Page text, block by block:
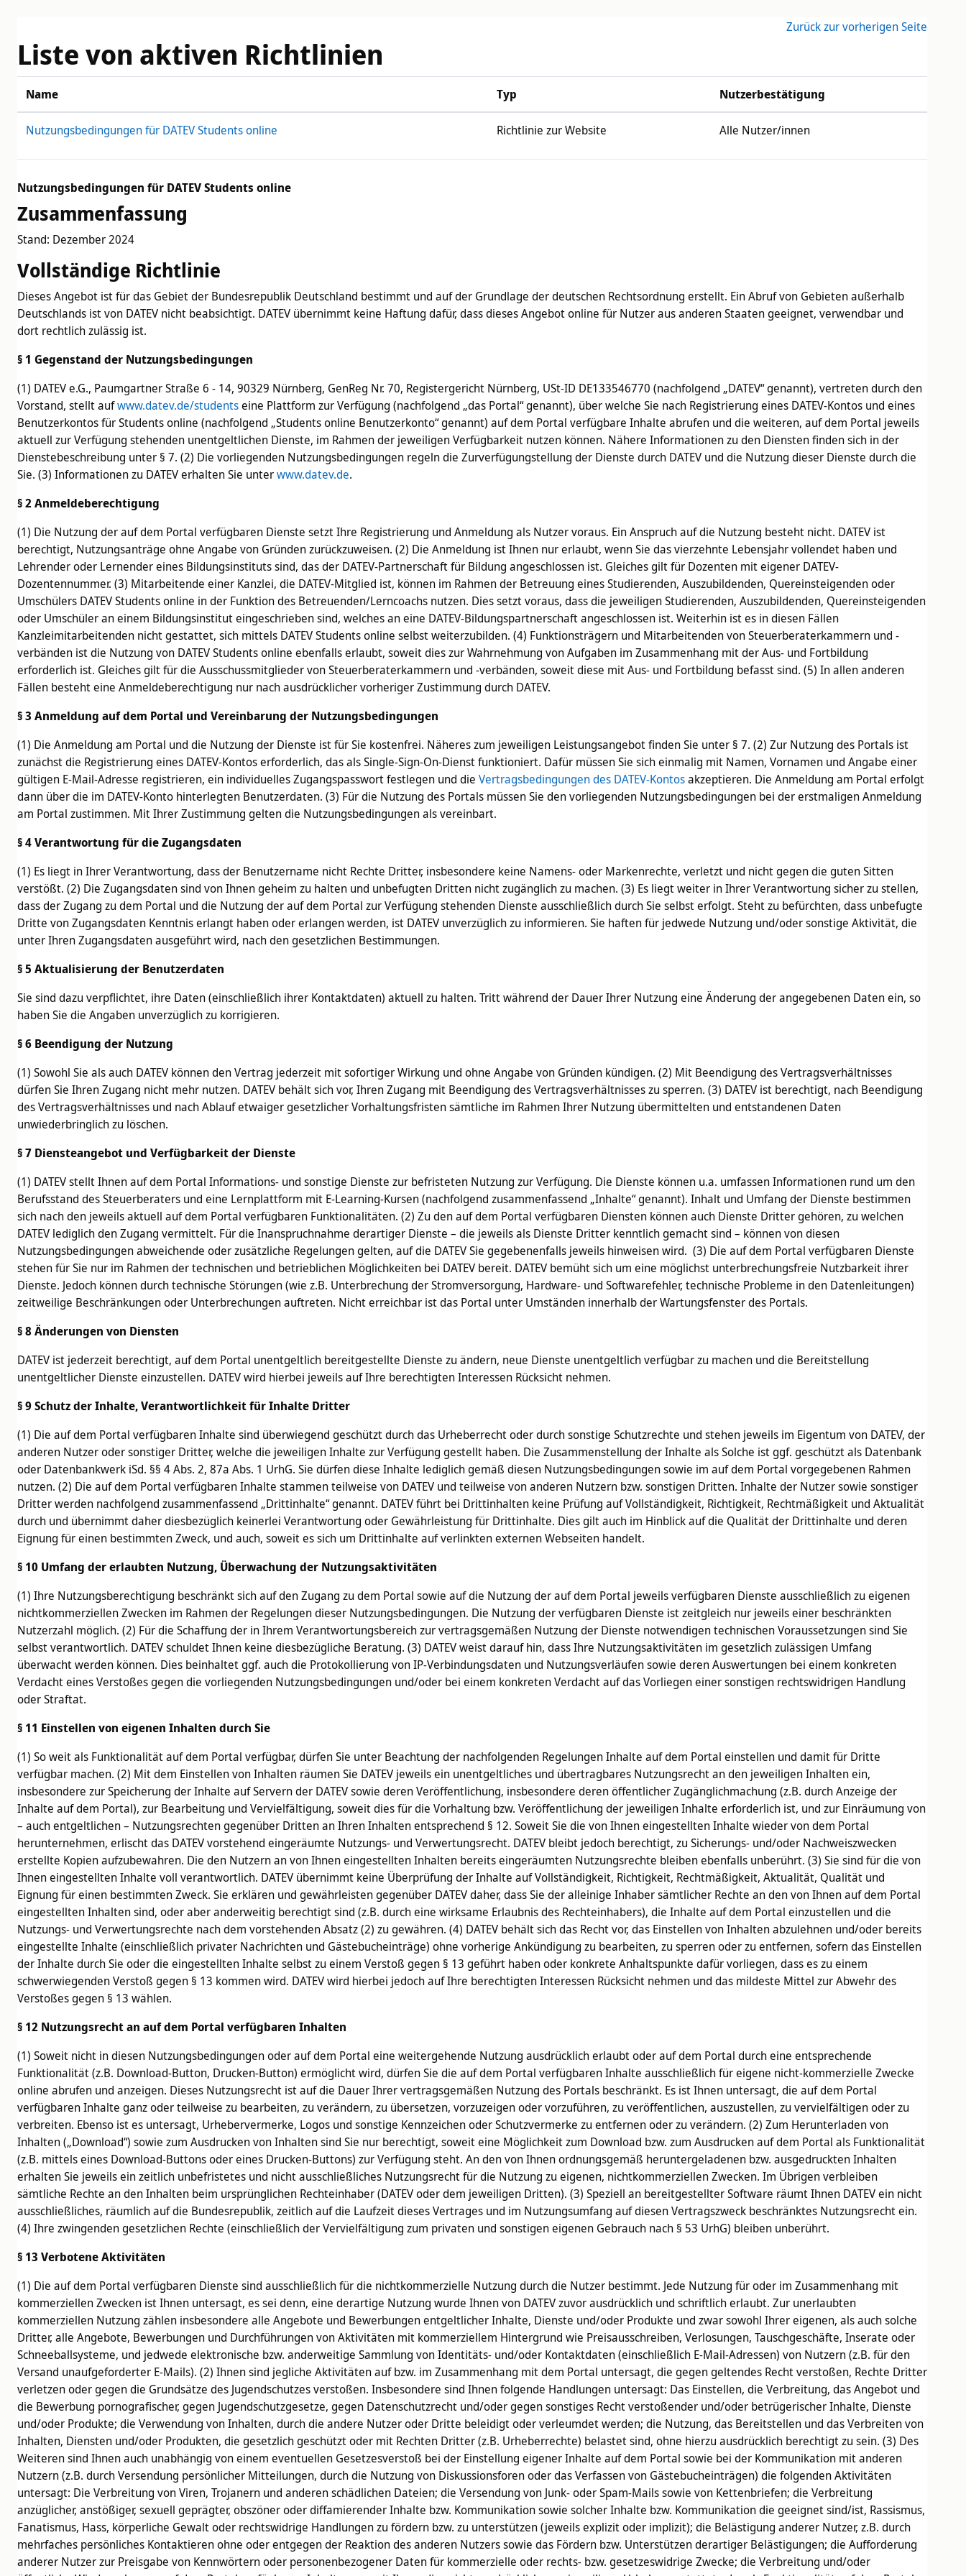
Zurück zur vorherigen Seite
Liste von aktiven Richtlinien
Name Typ Nutzerbestätigung
Nutzungsbedingungen für DATEV Students online Richtlinie zur Website Alle Nutzer/innen
Nutzungsbedingungen für DATEV Students online
Zusammenfassung
Stand: Dezember 2024
Vollständige Richtlinie
Dieses Angebot ist für das Gebiet der Bundesrepublik Deutschland bestimmt und auf der Grundlage der deutschen Rechtsordnung erstellt. Ein Abruf von Gebieten außerhalb
Deutschlands ist von DATEV nicht beabsichtigt. DATEV übernimmt keine Haftung dafür, dass dieses Angebot online für Nutzer aus anderen Staaten geeignet, verwendbar und
dort rechtlich zulässig ist.
§ 1 Gegenstand der Nutzungsbedingungen
(1) DATEV e.G., Paumgartner Straße 6 - 14, 90329 Nürnberg, GenReg Nr. 70, Registergericht Nürnberg, USt-ID DE133546770 (nachfolgend „DATEV“ genannt), vertreten durch den
Vorstand, stellt aufwww.datev.de/studentseine Plattform zur Verfügung (nachfolgend „das Portal“ genannt), über welche Sie nach Registrierung eines DATEV-Kontos und eines
Benutzerkontos für Students online (nachfolgend „Students online Benutzerkonto“ genannt) auf dem Portal verfügbare Inhalte abrufen und die weiteren, auf dem Portal jeweils
aktuell zur Verfügung stehenden unentgeltlichen Dienste, im Rahmen der jeweiligen Verfügbarkeit nutzen können. Nähere Informationen zu den Diensten finden sich in der
Dienstebeschreibung unter § 7. (2) Die vorliegenden Nutzungsbedingungen regeln die Zurverfügungstellung der Dienste durch DATEV und die Nutzung dieser Dienste durch die
Sie. (3) Informationen zu DATEV erhalten Sie unterwww.datev.de.
§ 2 Anmeldeberechtigung
(1) Die Nutzung der auf dem Portal verfügbaren Dienste setzt Ihre Registrierung und Anmeldung als Nutzer voraus. Ein Anspruch auf die Nutzung besteht nicht. DATEV ist
berechtigt, Nutzungsanträge ohne Angabe von Gründen zurückzuweisen. (2) Die Anmeldung ist Ihnen nur erlaubt, wenn Sie das vierzehnte Lebensjahr vollendet haben und
Lehrender oder Lernender eines Bildungsinstituts sind, das der DATEV-Partnerschaft für Bildung angeschlossen ist. Gleiches gilt für Dozenten mit eigener DATEV-
Dozentennummer. (3) Mitarbeitende einer Kanzlei, die DATEV-Mitglied ist, können im Rahmen der Betreuung eines Studierenden, Auszubildenden, Quereinsteigenden oder
Umschülers DATEV Students online in der Funktion des Betreuenden/Lerncoachs nutzen. Dies setzt voraus, dass die jeweiligen Studierenden, Auszubildenden, Quereinsteigenden
oder Umschüler an einem Bildungsinstitut eingeschrieben sind, welches an eine DATEV-Bildungspartnerschaft angeschlossen ist. Weiterhin ist es in diesen Fällen
Kanzleimitarbeitenden nicht gestattet, sich mittels DATEV Students online selbst weiterzubilden. (4) Funktionsträgern und Mitarbeitenden von Steuerberaterkammern und -
verbänden ist die Nutzung von DATEV Students online ebenfalls erlaubt, soweit dies zur Wahrnehmung von Aufgaben im Zusammenhang mit der Aus- und Fortbildung
erforderlich ist. Gleiches gilt für die Ausschussmitglieder von Steuerberaterkammern und -verbänden, soweit diese mit Aus- und Fortbildung befasst sind. (5) In allen anderen
Fällen besteht eine Anmeldeberechtigung nur nach ausdrücklicher vorheriger Zustimmung durch DATEV.
§ 3 Anmeldung auf dem Portal und Vereinbarung der Nutzungsbedingungen
(1) Die Anmeldung am Portal und die Nutzung der Dienste ist für Sie kostenfrei. Näheres zum jeweiligen Leistungsangebot finden Sie unter § 7. (2) Zur Nutzung des Portals ist
zunächst die Registrierung eines DATEV-Kontos erforderlich, das als Single-Sign-On-Dienst funktioniert. Dafür müssen Sie sich einmalig mit Namen, Vornamen und Angabe einer
gültigen E-Mail-Adresse registrieren, ein individuelles Zugangspasswort festlegen und die Vertragsbedingungen des DATEV-Kontosakzeptieren. Die Anmeldung am Portal erfolgt
dann über die im DATEV-Konto hinterlegten Benutzerdaten. (3) Für die Nutzung des Portals müssen Sie den vorliegenden Nutzungsbedingungen bei der erstmaligen Anmeldung
am Portal zustimmen. Mit Ihrer Zustimmung gelten die Nutzungsbedingungen als vereinbart.
§ 4 Verantwortung für die Zugangsdaten
(1) Es liegt in Ihrer Verantwortung, dass der Benutzername nicht Rechte Dritter, insbesondere keine Namens- oder Markenrechte, verletzt und nicht gegen die guten Sitten
verstößt. (2) Die Zugangsdaten sind von Ihnen geheim zu halten und unbefugten Dritten nicht zugänglich zu machen. (3) Es liegt weiter in Ihrer Verantwortung sicher zu stellen,
dass der Zugang zu dem Portal und die Nutzung der auf dem Portal zur Verfügung stehenden Dienste ausschließlich durch Sie selbst erfolgt. Steht zu befürchten, dass unbefugte
Dritte von Zugangsdaten Kenntnis erlangt haben oder erlangen werden, ist DATEV unverzüglich zu informieren. Sie haften für jedwede Nutzung und/oder sonstige Aktivität, die
unter Ihren Zugangsdaten ausgeführt wird, nach den gesetzlichen Bestimmungen.
§ 5 Aktualisierung der Benutzerdaten
Sie sind dazu verpflichtet, ihre Daten (einschließlich ihrer Kontaktdaten) aktuell zu halten. Tritt während der Dauer Ihrer Nutzung eine Änderung der angegebenen Daten ein, so
haben Sie die Angaben unverzüglich zu korrigieren.
§ 6 Beendigung der Nutzung
(1) Sowohl Sie als auch DATEV können den Vertrag jederzeit mit sofortiger Wirkung und ohne Angabe von Gründen kündigen. (2) Mit Beendigung des Vertragsverhältnisses
dürfen Sie Ihren Zugang nicht mehr nutzen. DATEV behält sich vor, Ihren Zugang mit Beendigung des Vertragsverhältnisses zu sperren. (3) DATEV ist berechtigt, nach Beendigung
des Vertragsverhältnisses und nach Ablauf etwaiger gesetzlicher Vorhaltungsfristen sämtliche im Rahmen Ihrer Nutzung übermittelten und entstandenen Daten
unwiederbringlich zu löschen.
§ 7 Diensteangebot und Verfügbarkeit der Dienste
(1) DATEV stellt Ihnen auf dem Portal Informations- und sonstige Dienste zur befristeten Nutzung zur Verfügung. Die Dienste können u.a. umfassen Informationen rund um den
Berufsstand des Steuerberaters und eine Lernplattform mit E-Learning-Kursen (nachfolgend zusammenfassend „Inhalte“ genannt). Inhalt und Umfang der Dienste bestimmen
sich nach den jeweils aktuell auf dem Portal verfügbaren Funktionalitäten. (2) Zu den auf dem Portal verfügbaren Diensten können auch Dienste Dritter gehören, zu welchen
DATEV lediglich den Zugang vermittelt. Für die Inanspruchnahme derartiger Dienste – die jeweils als Dienste Dritter kenntlich gemacht sind – können von diesen
Nutzungsbedingungen abweichende oder zusätzliche Regelungen gelten, auf die DATEV Sie gegebenenfalls jeweils hinweisen wird. (3) Die auf dem Portal verfügbaren Dienste
stehen für Sie nur im Rahmen der technischen und betrieblichen Möglichkeiten bei DATEV bereit. DATEV bemüht sich um eine möglichst unterbrechungsfreie Nutzbarkeit ihrer
Dienste. Jedoch können durch technische Störungen (wie z.B. Unterbrechung der Stromversorgung, Hardware- und Softwarefehler, technische Probleme in den Datenleitungen)
zeitweilige Beschränkungen oder Unterbrechungen auftreten. Nicht erreichbar ist das Portal unter Umständen innerhalb der Wartungsfenster des Portals.
§ 8 Änderungen von Diensten
DATEV ist jederzeit berechtigt, auf dem Portal unentgeltlich bereitgestellte Dienste zu ändern, neue Dienste unentgeltlich verfügbar zu machen und die Bereitstellung
unentgeltlicher Dienste einzustellen. DATEV wird hierbei jeweils auf Ihre berechtigten Interessen Rücksicht nehmen.
§ 9 Schutz der Inhalte, Verantwortlichkeit für Inhalte Dritter
(1) Die auf dem Portal verfügbaren Inhalte sind überwiegend geschützt durch das Urheberrecht oder durch sonstige Schutzrechte und stehen jeweils im Eigentum von DATEV, der
anderen Nutzer oder sonstiger Dritter, welche die jeweiligen Inhalte zur Verfügung gestellt haben. Die Zusammenstellung der Inhalte als Solche ist ggf. geschützt als Datenbank
oder Datenbankwerk iSd. §§ 4 Abs. 2, 87a Abs. 1 UrhG. Sie dürfen diese Inhalte lediglich gemäß diesen Nutzungsbedingungen sowie im auf dem Portal vorgegebenen Rahmen
nutzen. (2) Die auf dem Portal verfügbaren Inhalte stammen teilweise von DATEV und teilweise von anderen Nutzern bzw. sonstigen Dritten. Inhalte der Nutzer sowie sonstiger
Dritter werden nachfolgend zusammenfassend „Drittinhalte“ genannt. DATEV führt bei Drittinhalten keine Prüfung auf Vollständigkeit, Richtigkeit, Rechtmäßigkeit und Aktualität
durch und übernimmt daher diesbezüglich keinerlei Verantwortung oder Gewährleistung für Drittinhalte. Dies gilt auch im Hinblick auf die Qualität der Drittinhalte und deren
Eignung für einen bestimmten Zweck, und auch, soweit es sich um Drittinhalte auf verlinkten externen Webseiten handelt.
§ 10 Umfang der erlaubten Nutzung, Überwachung der Nutzungsaktivitäten
(1) Ihre Nutzungsberechtigung beschränkt sich auf den Zugang zu dem Portal sowie auf die Nutzung der auf dem Portal jeweils verfügbaren Dienste ausschließlich zu eigenen
nichtkommerziellen Zwecken im Rahmen der Regelungen dieser Nutzungsbedingungen. Die Nutzung der verfügbaren Dienste ist zeitgleich nur jeweils einer beschränkten
Nutzerzahl möglich. (2) Für die Schaffung der in Ihrem Verantwortungsbereich zur vertragsgemäßen Nutzung der Dienste notwendigen technischen Voraussetzungen sind Sie
selbst verantwortlich. DATEV schuldet Ihnen keine diesbezügliche Beratung. (3) DATEV weist darauf hin, dass Ihre Nutzungsaktivitäten im gesetzlich zulässigen Umfang
überwacht werden können. Dies beinhaltet ggf. auch die Protokollierung von IP-Verbindungsdaten und Nutzungsverläufen sowie deren Auswertungen bei einem konkreten
Verdacht eines Verstoßes gegen die vorliegenden Nutzungsbedingungen und/oder bei einem konkreten Verdacht auf das Vorliegen einer sonstigen rechtswidrigen Handlung
oder Straftat.
§ 11 Einstellen von eigenen Inhalten durch Sie
(1) So weit als Funktionalität auf dem Portal verfügbar, dürfen Sie unter Beachtung der nachfolgenden Regelungen Inhalte auf dem Portal einstellen und damit für Dritte
verfügbar machen. (2) Mit dem Einstellen von Inhalten räumen Sie DATEV jeweils ein unentgeltliches und übertragbares Nutzungsrecht an den jeweiligen Inhalten ein,
insbesondere zur Speicherung der Inhalte auf Servern der DATEV sowie deren Veröffentlichung, insbesondere deren öffentlicher Zugänglichmachung (z.B. durch Anzeige der
Inhalte auf dem Portal), zur Bearbeitung und Vervielfältigung, soweit dies für die Vorhaltung bzw. Veröffentlichung der jeweiligen Inhalte erforderlich ist, und zur Einräumung von
– auch entgeltlichen – Nutzungsrechten gegenüber Dritten an Ihren Inhalten entsprechend § 12. Soweit Sie die von Ihnen eingestellten Inhalte wieder von dem Portal
herunternehmen, erlischt das DATEV vorstehend eingeräumte Nutzungs- und Verwertungsrecht. DATEV bleibt jedoch berechtigt, zu Sicherungs- und/oder Nachweiszwecken
erstellte Kopien aufzubewahren. Die den Nutzern an von Ihnen eingestellten Inhalten bereits eingeräumten Nutzungsrechte bleiben ebenfalls unberührt. (3) Sie sind für die von
Ihnen eingestellten Inhalte voll verantwortlich. DATEV übernimmt keine Überprüfung der Inhalte auf Vollständigkeit, Richtigkeit, Rechtmäßigkeit, Aktualität, Qualität und
Eignung für einen bestimmten Zweck. Sie erklären und gewährleisten gegenüber DATEV daher, dass Sie der alleinige Inhaber sämtlicher Rechte an den von Ihnen auf dem Portal
eingestellten Inhalten sind, oder aber anderweitig berechtigt sind (z.B. durch eine wirksame Erlaubnis des Rechteinhabers), die Inhalte auf dem Portal einzustellen und die
Nutzungs- und Verwertungsrechte nach dem vorstehenden Absatz (2) zu gewähren. (4) DATEV behält sich das Recht vor, das Einstellen von Inhalten abzulehnen und/oder bereits
eingestellte Inhalte (einschließlich privater Nachrichten und Gästebucheinträge) ohne vorherige Ankündigung zu bearbeiten, zu sperren oder zu entfernen, sofern das Einstellen
der Inhalte durch Sie oder die eingestellten Inhalte selbst zu einem Verstoß gegen § 13 geführt haben oder konkrete Anhaltspunkte dafür vorliegen, dass es zu einem
schwerwiegenden Verstoß gegen § 13 kommen wird. DATEV wird hierbei jedoch auf Ihre berechtigten Interessen Rücksicht nehmen und das mildeste Mittel zur Abwehr des
Verstoßes gegen § 13 wählen.
§ 12 Nutzungsrecht an auf dem Portal verfügbaren Inhalten
(1) Soweit nicht in diesen Nutzungsbedingungen oder auf dem Portal eine weitergehende Nutzung ausdrücklich erlaubt oder auf dem Portal durch eine entsprechende
Funktionalität (z.B. Download-Button, Drucken-Button) ermöglicht wird, dürfen Sie die auf dem Portal verfügbaren Inhalte ausschließlich für eigene nicht-kommerzielle Zwecke
online abrufen und anzeigen. Dieses Nutzungsrecht ist auf die Dauer Ihrer vertragsgemäßen Nutzung des Portals beschränkt. Es ist Ihnen untersagt, die auf dem Portal
verfügbaren Inhalte ganz oder teilweise zu bearbeiten, zu verändern, zu übersetzen, vorzuzeigen oder vorzuführen, zu veröffentlichen, auszustellen, zu vervielfältigen oder zu
verbreiten. Ebenso ist es untersagt, Urhebervermerke, Logos und sonstige Kennzeichen oder Schutzvermerke zu entfernen oder zu verändern. (2) Zum Herunterladen von
Inhalten („Download“) sowie zum Ausdrucken von Inhalten sind Sie nur berechtigt, soweit eine Möglichkeit zum Download bzw. zum Ausdrucken auf dem Portal als Funktionalität
(z.B. mittels eines Download-Buttons oder eines Drucken-Buttons) zur Verfügung steht. An den von Ihnen ordnungsgemäß heruntergeladenen bzw. ausgedruckten Inhalten
erhalten Sie jeweils ein zeitlich unbefristetes und nicht ausschließliches Nutzungsrecht für die Nutzung zu eigenen, nichtkommerziellen Zwecken. Im Übrigen verbleiben
sämtliche Rechte an den Inhalten beim ursprünglichen Rechteinhaber (DATEV oder dem jeweiligen Dritten). (3) Speziell an bereitgestellter Software räumt Ihnen DATEV ein nicht
ausschließliches, räumlich auf die Bundesrepublik, zeitlich auf die Laufzeit dieses Vertrages und im Nutzungsumfang auf diesen Vertragszweck beschränktes Nutzungsrecht ein.
(4) Ihre zwingenden gesetzlichen Rechte (einschließlich der Vervielfältigung zum privaten und sonstigen eigenen Gebrauch nach § 53 UrhG) bleiben unberührt.
§ 13 Verbotene Aktivitäten
(1) Die auf dem Portal verfügbaren Dienste sind ausschließlich für die nichtkommerzielle Nutzung durch die Nutzer bestimmt. Jede Nutzung für oder im Zusammenhang mit
kommerziellen Zwecken ist Ihnen untersagt, es sei denn, eine derartige Nutzung wurde Ihnen von DATEV zuvor ausdrücklich und schriftlich erlaubt. Zur unerlaubten
kommerziellen Nutzung zählen insbesondere alle Angebote und Bewerbungen entgeltlicher Inhalte, Dienste und/oder Produkte und zwar sowohl Ihrer eigenen, als auch solche
Dritter, alle Angebote, Bewerbungen und Durchführungen von Aktivitäten mit kommerziellem Hintergrund wie Preisausschreiben, Verlosungen, Tauschgeschäfte, Inserate oder
Schneeballsysteme, und jedwede elektronische bzw. anderweitige Sammlung von Identitäts- und/oder Kontaktdaten (einschließlich E-Mail-Adressen) von Nutzern (z.B. für den
Versand unaufgeforderter E-Mails). (2) Ihnen sind jegliche Aktivitäten auf bzw. im Zusammenhang mit dem Portal untersagt, die gegen geltendes Recht verstoßen, Rechte Dritter
verletzen oder gegen die Grundsätze des Jugendschutzes verstoßen. Insbesondere sind Ihnen folgende Handlungen untersagt: Das Einstellen, die Verbreitung, das Angebot und
die Bewerbung pornografischer, gegen Jugendschutzgesetze, gegen Datenschutzrecht und/oder gegen sonstiges Recht verstoßender und/oder betrügerischer Inhalte, Dienste
und/oder Produkte; die Verwendung von Inhalten, durch die andere Nutzer oder Dritte beleidigt oder verleumdet werden; die Nutzung, das Bereitstellen und das Verbreiten von
Inhalten, Diensten und/oder Produkten, die gesetzlich geschützt oder mit Rechten Dritter (z.B. Urheberrechte) belastet sind, ohne hierzu ausdrücklich berechtigt zu sein. (3) Des
Weiteren sind Ihnen auch unabhängig von einem eventuellen Gesetzesverstoß bei der Einstellung eigener Inhalte auf dem Portal sowie bei der Kommunikation mit anderen
Nutzern (z.B. durch Versendung persönlicher Mitteilungen, durch die Nutzung von Diskussionsforen oder das Verfassen von Gästebucheinträgen) die folgenden Aktivitäten
untersagt: Die Verbreitung von Viren, Trojanern und anderen schädlichen Dateien; die Versendung von Junk- oder Spam-Mails sowie von Kettenbriefen; die Verbreitung
anzüglicher, anstößiger, sexuell geprägter, obszöner oder diffamierender Inhalte bzw. Kommunikation sowie solcher Inhalte bzw. Kommunikation die geeignet sind/ist, Rassismus,
Fanatismus, Hass, körperliche Gewalt oder rechtswidrige Handlungen zu fördern bzw. zu unterstützen (jeweils explizit oder implizit); die Belästigung anderer Nutzer, z.B. durch
mehrfaches persönliches Kontaktieren ohne oder entgegen der Reaktion des anderen Nutzers sowie das Fördern bzw. Unterstützen derartiger Belästigungen; die Aufforderung
anderer Nutzer zur Preisgabe von Kennwörtern oder personenbezogener Daten für kommerzielle oder rechts- bzw. gesetzeswidrige Zwecke; die Verbreitung und/oder